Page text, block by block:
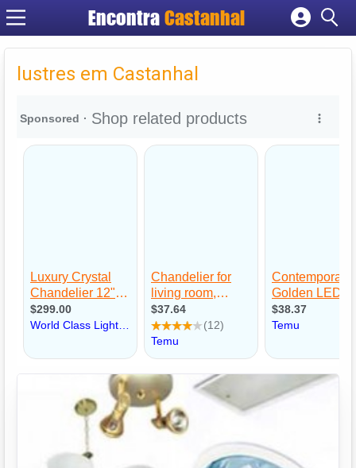
EncontraCastanhal
Cadastrar empresa
Criar conta
lustres em Castanhal